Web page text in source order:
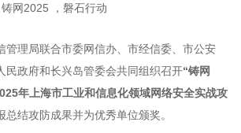
铸网2025 ， 磐石行动
管理局联合市委网信办、市经信委、市公安
民政府和长兴岛管委会共同组织召开“铸网
年上海市工业和信息化领域网络安全实战攻
总结攻防成果并为优秀单位颁奖。